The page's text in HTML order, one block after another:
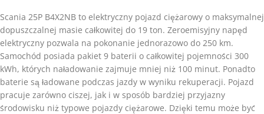
Scania 25P B4X2NB to elektryczny pojazd ciężarowy o maksymalnej
dopuszczalnej masie całkowitej do 19 ton. Zeroemisyjny napęd
elektryczny pozwala na pokonanie jednorazowo do 250 km.
Samochód posiada pakiet 9 baterii o całkowitej pojemności 300
kWh, których naładowanie zajmuje mniej niż 100 minut. Ponadto
baterie są ładowane podczas jazdy w wyniku rekuperacji. Pojazd
pracuje zarówno ciszej, jak i w sposób bardziej przyjazny
środowisku niż typowe pojazdy ciężarowe. Dzięki temu może być